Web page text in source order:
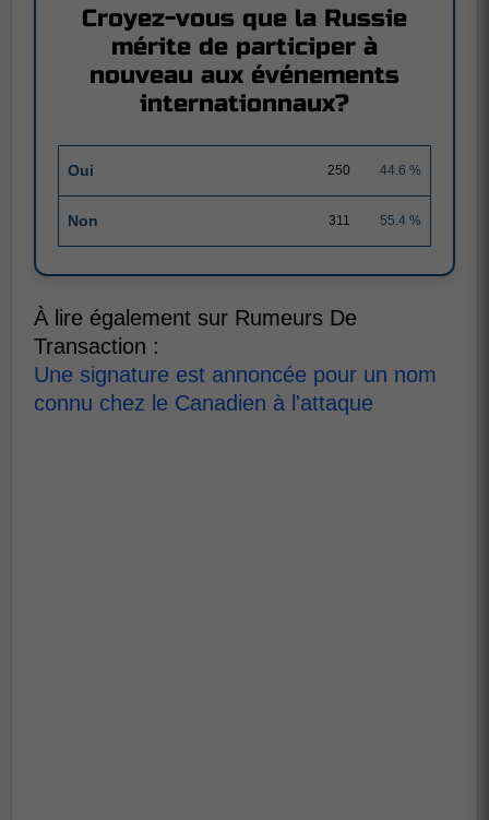
Croyez-vous que la Russie
mérite de participer à
nouveau aux événements
internationnaux?
Oui 250 44.6 %
Non 311 55.4 %
À lire également sur Rumeurs De
Transaction :
Une signature est annoncée pour un nom
connu chez le Canadien à l'attaque